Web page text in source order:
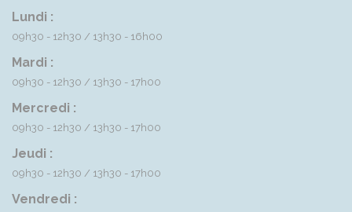
Lundi :
09h30 - 12h30 13h30 - 16h00
Mardi :
09h30 - 12h30 13h30 - 17h00
Mercredi :
09h30 - 12h30 13h30 - 17h00
Jeudi :
09h30 - 12h30 13h30 - 17h00
Vendredi :